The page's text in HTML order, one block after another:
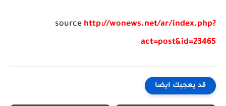
source http://wonews.net/ar/index.php?
act=post&id=23465
قد يعجبك ايضا